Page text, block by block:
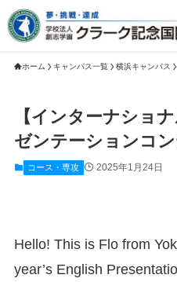
ホーム キャンパス一覧 横浜キャンパス
【インターナショ
ゼンテーションコ
コース・専攻 2025年1月24日
Hello! This is Flo from
year’s English